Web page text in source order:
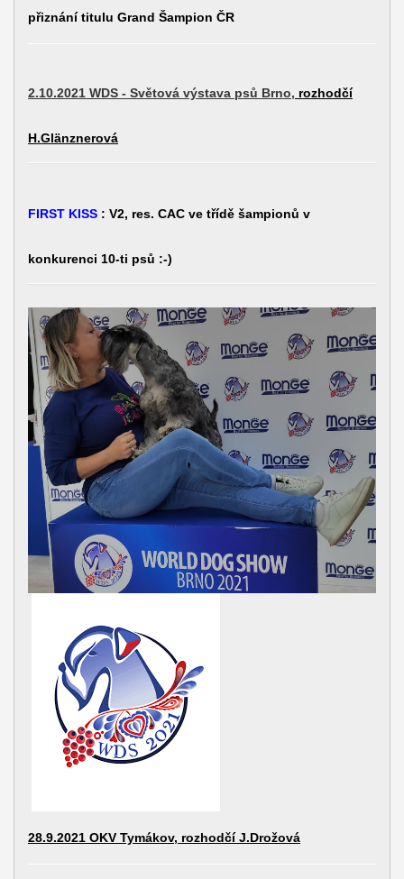
přiznání titulu Grand Šampion ČR
2.10.2021 WDS - Světová výstava psů Brno, rozhodčí
H.Glänznerová
FIRST KISS : V2, res. CAC ve třídě šampionů v
konkurenci 10-ti psů :-)
28.9.2021 OKV Tymákov, rozhodčí J.Drožová